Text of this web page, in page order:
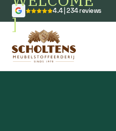
]
4.4 | 234 reviews